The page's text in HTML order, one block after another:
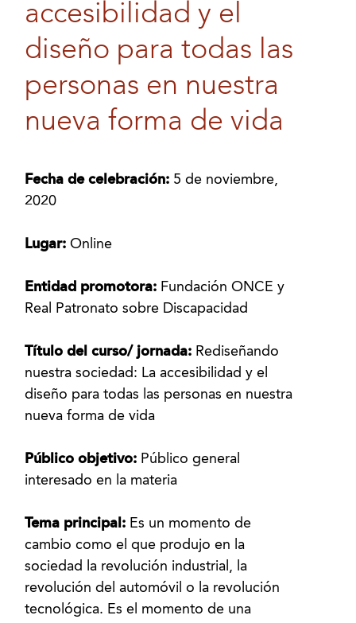
accesibilidad y el
diseño para todas las
personas en nuestra
nueva forma de vida
Fecha de celebración: 5 de noviembre,
2020
Lugar:Online
Entidad promotora: Fundación ONCE y
Real Patronato sobre Discapacidad
Título del curso/ jornada: Rediseñando
nuestra sociedad: La accesibilidad y el
diseño para todas las personas en nuestra
nueva forma de vida
Público objetivo: Público general
interesado en la materia
Tema principal: Es un momento de
cambio como el que produjo en la
sociedad la revolución industrial, la
revolución del automóvil o la revolución
tecnológica. Es el momento de una